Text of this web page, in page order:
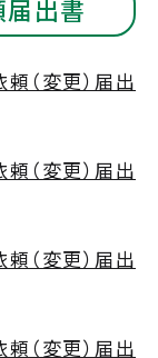
出書
（変更）届出
（変更）届出
（変更）届出
（変更）届出